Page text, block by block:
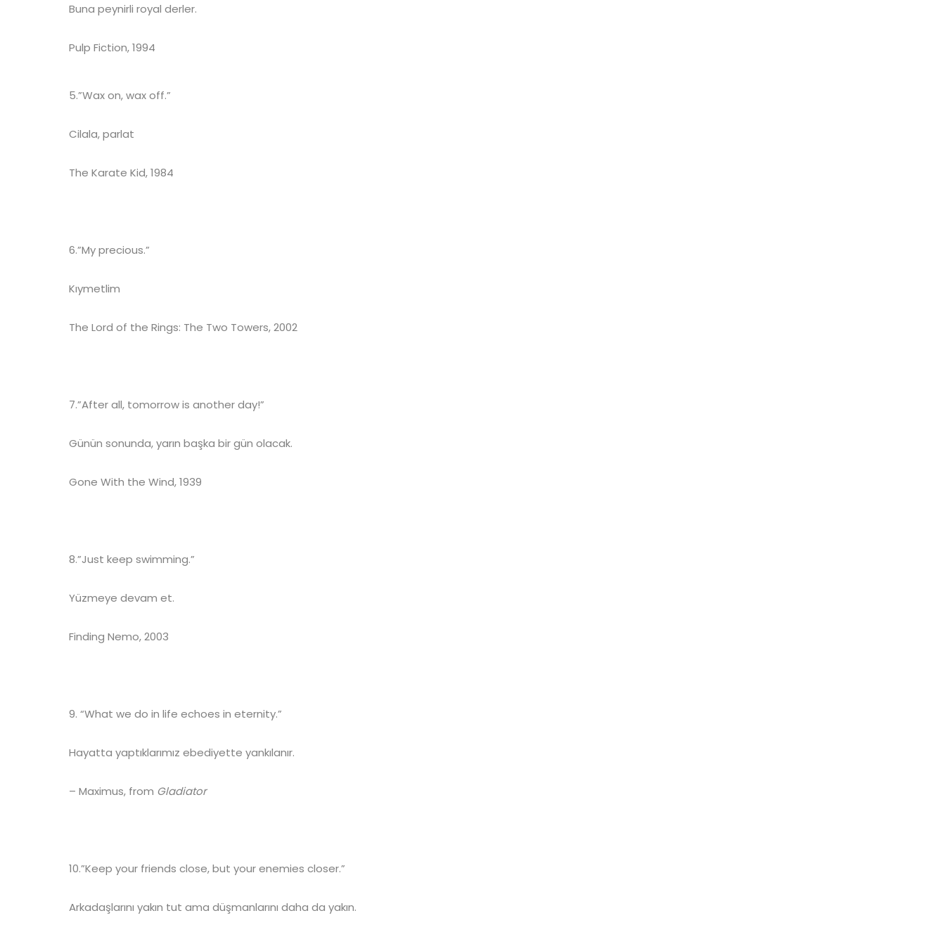
Buna peynirli royal derler.
Pulp Fiction, 1994
5.”Wax on, wax off.”
Cilala, parlat
The Karate Kid, 1984
6.”My precious.”
Kıymetlim
The Lord of the Rings: The Two Towers, 2002
7.”After all, tomorrow is another day!”
Günün sonunda, yarın başka bir gün olacak.
Gone With the Wind, 1939
8.”Just keep swimming.”
Yüzmeye devam et.
Finding Nemo, 2003
9. “What we do in life echoes in eternity.”
Hayatta yaptıklarımız ebediyette yankılanır.
– Maximus, from Gladiator
10.”Keep your friends close, but your enemies closer.”
Arkadaşlarını yakın tut ama düşmanlarını daha da yakın.